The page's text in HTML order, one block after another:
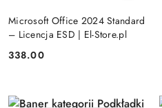
Microsoft Office 2024 Standard
– Licencja ESD | El-Store.pl
Cena:
338.00